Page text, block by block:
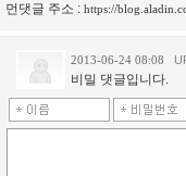
먼댓글 주소 : https://
2013-06-24 08:08
비밀 댓글입니다.